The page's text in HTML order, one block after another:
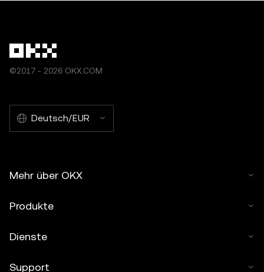
©2017 - 2026 OKX.COM
Deutsch/EUR
Mehr über OKX
Produkte
Dienste
Support